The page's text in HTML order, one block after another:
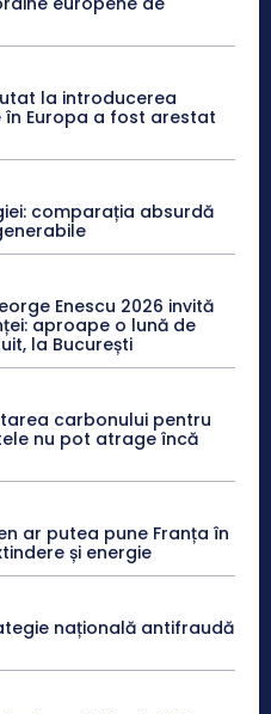
la introducerea
Europa a fost arestat
comparația absurdă
Enescu 2026 invită
aproape o lună de
la București
carbonului pentru
nu pot atrage încă
ar putea pune Franța în
și energie
națională antifraudă